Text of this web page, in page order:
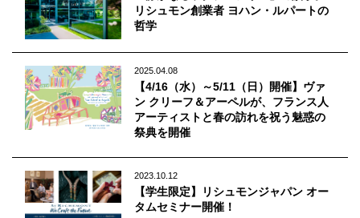
リシュモン創業者 ヨハン・ルパートの
哲学
2025.04.08
【4/16（水）～5/11（日）開催】ヴァ
ン クリーフ＆アーペルが、フランス人
アーティストと春の訪れを祝う魅惑の
祭典を開催
2023.10.12
【学生限定】リシュモンジャパン オー
タムセミナー開催！